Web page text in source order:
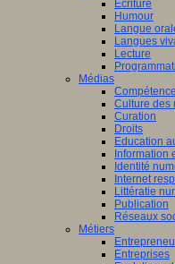
Ecriture
Humour
Langue
Langues
Lecture
Médias
Culture des
Curation
Droits
Education
Information
Identité
Internet
Littératie
Publication
Réseaux
Métiers
Entreprises